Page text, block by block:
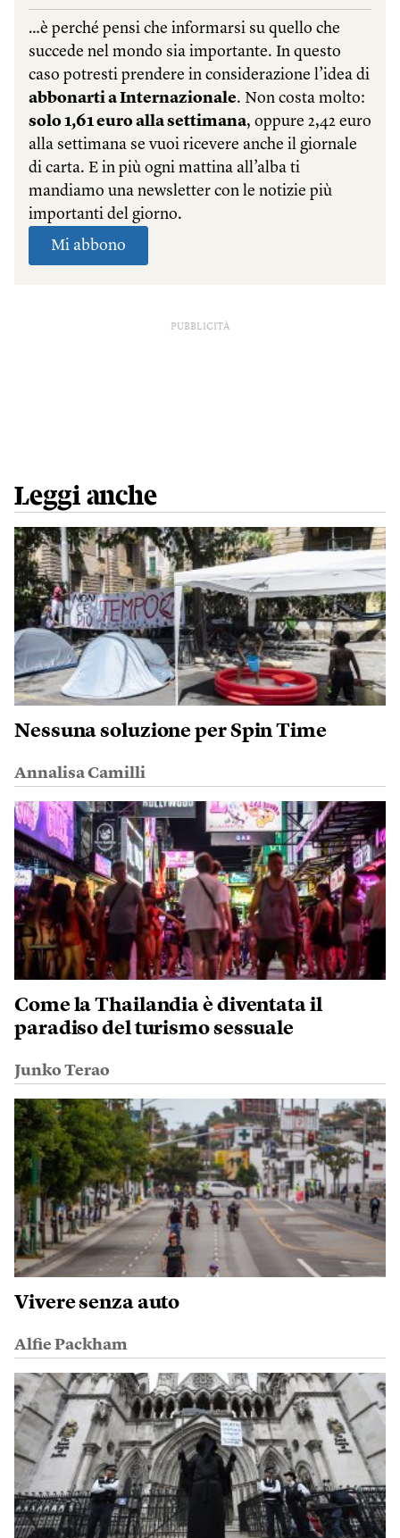
PUBBLICITÀ
Leggi anche
Nessuna soluzione per Spin Time
Annalisa Camilli
Come la Thailandia è diventata il
paradiso del turismo sessuale
Junko Terao
Vivere senza auto
Alfie Packham